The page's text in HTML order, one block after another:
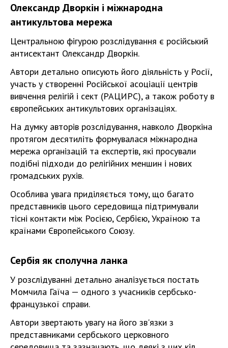
Олександр Дворкін і міжнародна
антикультова мережа
Центральною фігурою розслідування є російський
антисектант Олександр Дворкін.
Автори детально описують його діяльність у Росії,
участь у створенні Російської асоціації центрів
вивчення релігій і сект (РАЦИРС), а також роботу в
європейських антикультових організаціях.
На думку авторів розслідування, навколо Дворкіна
протягом десятиліть формувалася міжнародна
мережа організацій та експертів, які просували
подібні підходи до релігійних меншин і нових
громадських рухів.
Особлива увага приділяється тому, що багато
представників цього середовища підтримували
тісні контакти між Росією, Сербією, Україною та
країнами Європейського Союзу.
Сербія як сполучна ланка
У розслідуванні детально аналізується постать
Момчила Гаїча — одного з учасників сербсько-
французької справи.
Автори звертають увагу на його зв'язки з
представниками сербського церковного